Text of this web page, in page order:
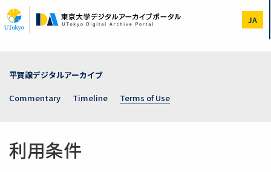
to
main
JA
平賀譲デジタルアーカイブ
Commentary
Timeline Terms of Use
利用条件